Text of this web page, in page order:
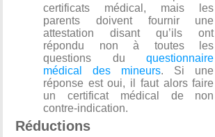
certificats médical, mais les
parents doivent fournir une
attestation disant qu’ils ont
répondu non à toutes les
questions duquestionnaire
médical des mineurs. Si une
réponse est oui, il faut alors faire
un certificat médical de non
contre-indication.
Réductions